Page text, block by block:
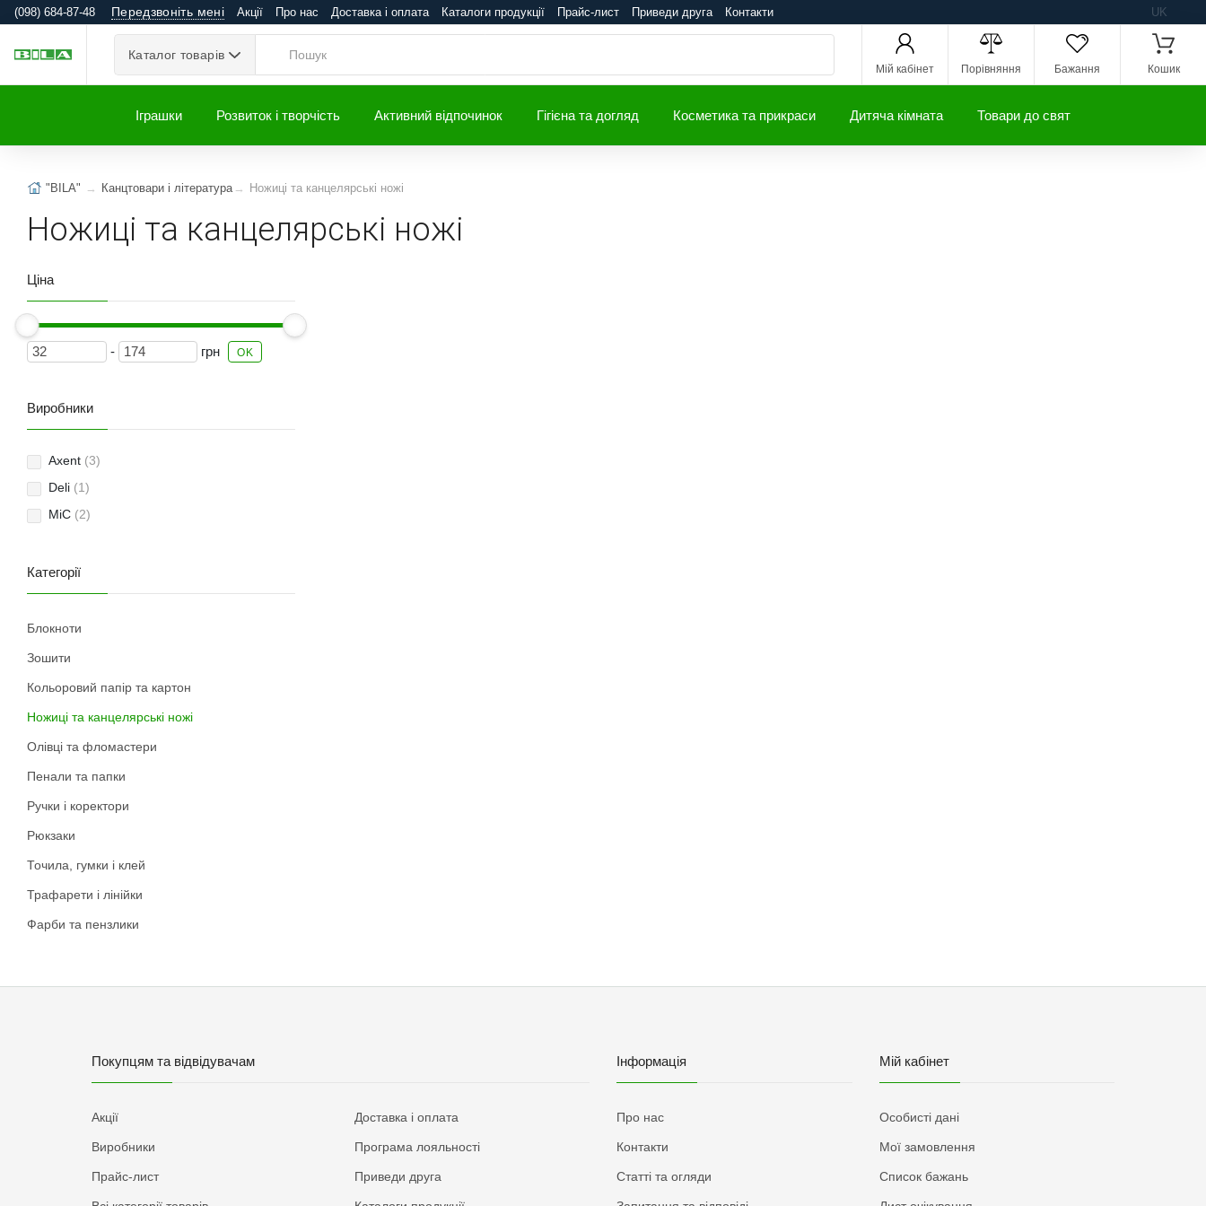
(098) 684-87-48 Передзвоніть мені Акції Про нас Доставка і оплата Каталоги продукції Прайс-лист Приведи друга Контакти UK
Каталог товарів
Мій кабінет Порівняння Бажання Кошик
Іграшки Розвиток і творчість Активний відпочинок Гігієна та догляд Косметика та прикраси Дитяча кімната Товари до свят
"BILA" Канцтовари і література Ножиці та канцелярські ножі
Ножиці та канцелярські ножі
Ціна
- грн OK
Виробники
Axent (3)
Deli (1)
MiC (2)
Категорії
Блокноти
Зошити
Кольоровий папір та картон
Ножиці та канцелярські ножі
Олівці та фломастери
Пенали та папки
Ручки і коректори
Рюкзаки
Точила, гумки і клей
Трафарети і лінійки
Фарби та пензлики
Покупцям та відвідувачам
Акції
Виробники
Прайс-лист
Доставка і оплата
Програма лояльності
Приведи друга
Інформація
Про нас
Контакти
Статті та огляди
Мій кабінет
Особисті дані
Мої замовлення
Список бажань